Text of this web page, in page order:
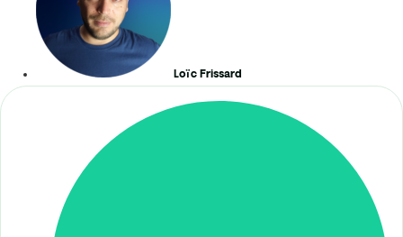
Loïc Frissard